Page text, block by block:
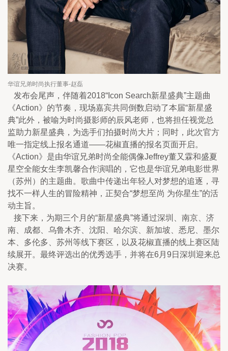
华谊兄弟时尚执行董事-赵磊
发布会尾声，伴随着2018“Icon Search新星盛典”主题曲
《Action》的节奏，现场嘉宾共同倒数启动了本届“新星盛
典”此外，被喻为时尚摄影师的辰风老师，也将担任视觉总
监助力新星盛典，为选手们拍摄时尚大片；同时，此次官方
唯一指定线上报名通道——花椒直播的报名页面开启。
《Action》是由华谊兄弟时尚全能偶像Jeffrey董又霖和盛夏
星空全能女生李凯馨合作演唱的，它也是华谊兄弟电影世界
（苏州）的主题曲。歌曲中传递出年轻人对梦想的追逐，寻
找不一样人生的冒险精神，正契合“梦想至尚 为你星生”的活
动主旨。
接下来，为期三个月的“新星盛典”将通过深圳、南京、济
南、成都、乌鲁木齐、沈阳、哈尔滨、新加坡、悉尼、墨尔
本、多伦多、苏州等线下赛区，以及花椒直播的线上赛区陆
续展开。最终评选出的优秀选手，并将在6月9日深圳迎来总
决赛。